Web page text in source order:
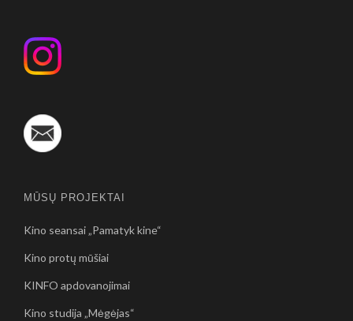
MŪSŲ PROJEKTAI
Kino seansai „Pamatyk kine“
Kino protų mūšiai
KINFO apdovanojimai
Kino studija „Mėgėjas“